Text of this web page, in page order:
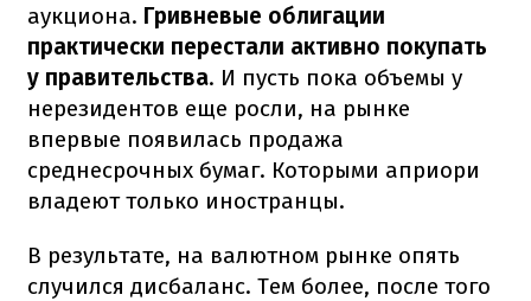
аукциона. Гривневые облигации
практически перестали активно покупать
у правительства. И пусть пока объемы у
нерезидентов еще росли, на рынке
впервые появилась продажа
среднесрочных бумаг. Которыми априори
владеют только иностранцы.
В результате, на валютном рынке опять
случился дисбаланс. Тем более, после того